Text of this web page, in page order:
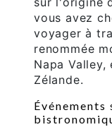
vous avez
voyager à
renommée
Napa
Zélande.